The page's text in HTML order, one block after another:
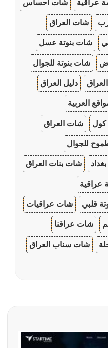
عراقية شات احساس
شات العراق
شات بنوتة عسل
شات بنوتة للجوال
دليل العراق
العربية
كول شات العراق
للجوال
شات بنات العراق
عراقية
قلبي شات عراقيات
شات عراقنا
شات سناب العراق